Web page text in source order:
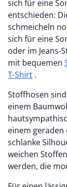
sich für eine
entschieden:
schmeicheln
sich für eine
oder im Jeans-
mit bequemen
T-Shirt .
Stoffhosen
einem
einem
schlanke
weichen
werden, die